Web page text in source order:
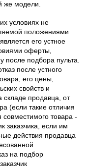
же модели.
условиях не
положениями
его устное
оферты,
после подбора пульта.
после устного
его цены,
свойств и
складе продавца, от
(если такие отличия
совместимого товара -
заказчика, если им
действия продавца
на подбор